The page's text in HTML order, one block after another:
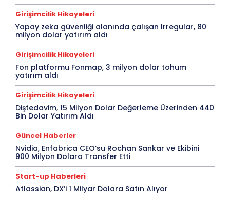
Girişimcilik Hikayeleri
Yapay zeka güvenliği alanında çalışan Irregular, 80
milyon dolar yatırım aldı
Girişimcilik Hikayeleri
Fon platformu Fonmap, 3 milyon dolar tohum
yatırım aldı
Girişimcilik Hikayeleri
Diştedavim, 15 Milyon Dolar Değerleme Üzerinden 440
Bin Dolar Yatırım Aldı
Güncel Haberler
Nvidia, Enfabrica CEO’su Rochan Sankar ve Ekibini
900 Milyon Dolara Transfer Etti
Start-up Haberleri
Atlassian, DX’i 1 Milyar Dolara Satın Alıyor